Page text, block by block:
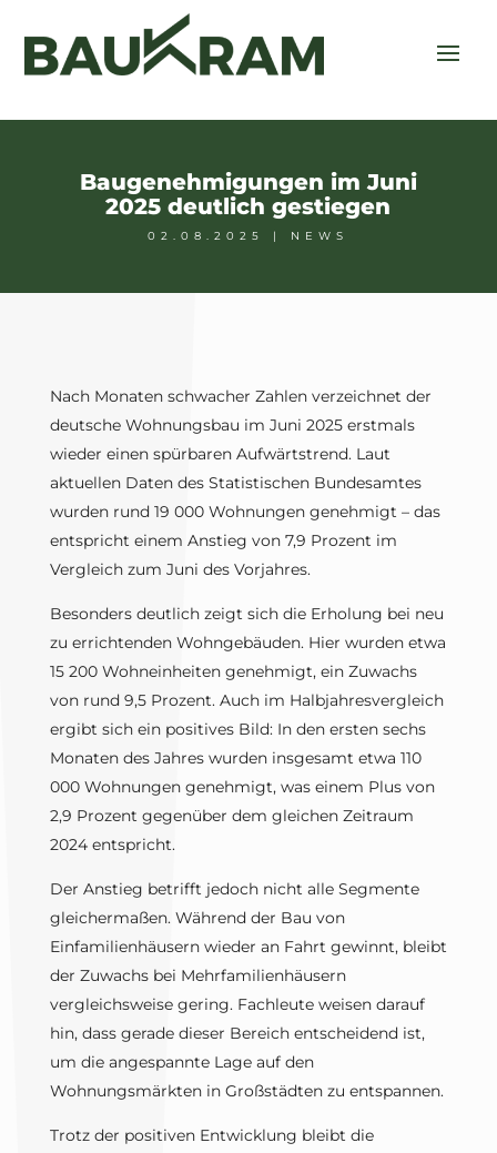
Baugenehmigungen im Juni
2025 deutlich gestiegen
02.08.2025 | NEWS
Nach Monaten schwacher Zahlen verzeichnet der
deutsche Wohnungsbau im Juni 2025 erstmals
wieder einen spürbaren Aufwärtstrend. Laut
aktuellen Daten des Statistischen Bundesamtes
wurden rund 19 000 Wohnungen genehmigt – das
entspricht einem Anstieg von 7,9 Prozent im
Vergleich zum Juni des Vorjahres.
Besonders deutlich zeigt sich die Erholung bei neu
zu errichtenden Wohngebäuden. Hier wurden etwa
15 200 Wohneinheiten genehmigt, ein Zuwachs
von rund 9,5 Prozent. Auch im Halbjahresvergleich
ergibt sich ein positives Bild: In den ersten sechs
Monaten des Jahres wurden insgesamt etwa 110
000 Wohnungen genehmigt, was einem Plus von
2,9 Prozent gegenüber dem gleichen Zeitraum
2024 entspricht.
Der Anstieg betrifft jedoch nicht alle Segmente
gleichermaßen. Während der Bau von
Einfamilienhäusern wieder an Fahrt gewinnt, bleibt
der Zuwachs bei Mehrfamilienhäusern
vergleichsweise gering. Fachleute weisen darauf
hin, dass gerade dieser Bereich entscheidend ist,
um die angespannte Lage auf den
Wohnungsmärkten in Großstädten zu entspannen.
Trotz der positiven Entwicklung bleibt die